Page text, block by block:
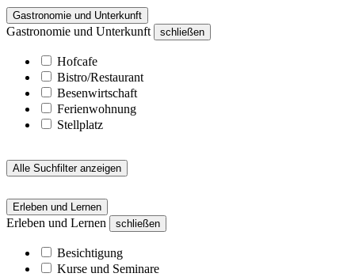
Gastronomie und Unterkunft
Gastronomie und Unterkunft schließen
Hofcafe
Bistro/Restaurant
Besenwirtschaft
Ferienwohnung
Stellplatz
Alle Suchfilter anzeigen
Erleben und Lernen
Erleben und Lernen schließen
Besichtigung
Kurse und Seminare